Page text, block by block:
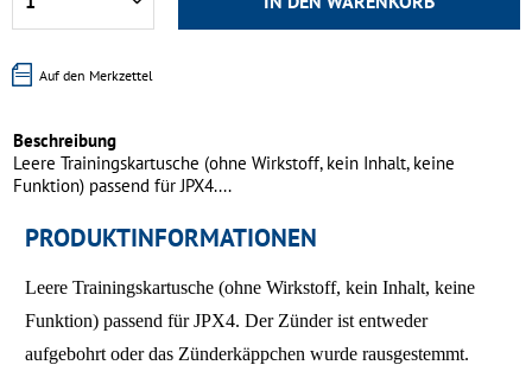
Auf den Merkzettel
Beschreibung
Leere Trainingskartusche (ohne Wirkstoff, kein Inhalt, keine
Funktion) passend für JPX4....
PRODUKTINFORMATIONEN
Leere Trainingskartusche (ohne Wirkstoff, kein Inhalt, keine
Funktion) passend für JPX4. Der Zünder ist entweder
aufgebohrt oder das Zünderkäppchen wurde rausgestemmt.